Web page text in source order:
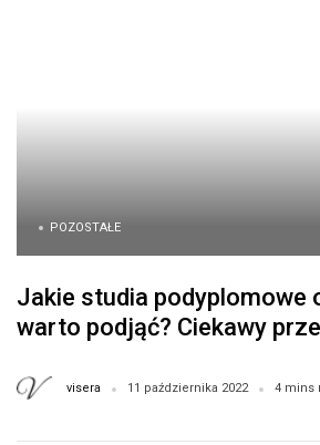
POZOSTAŁE
Jakie studia podyplomowe
warto podjąć? Ciekawy
visera 11 października 2022 4 mins